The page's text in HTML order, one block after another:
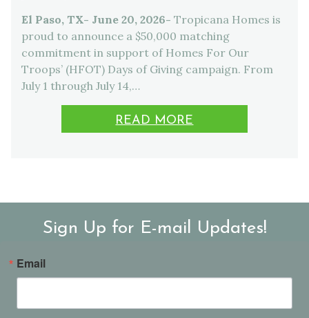
El Paso, TX- June 20, 2026- Tropicana Homes is
proud to announce a $50,000 matching
commitment in support of Homes For Our
Troops’ (HFOT) Days of Giving campaign. From
July 1 through July 14,…
READ MORE
Sign Up for E-mail Updates!
Email